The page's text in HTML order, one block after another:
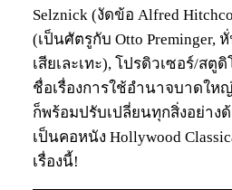
Selznick (งัดข้อ Alfred
(เป็นศัตรูกับ Otto Preminger,
เสียเละเทะ), โปรดิวเซอร์/สตู
ชื่อเรื่องการใช้อำนาจบาดให
ก็พร้อมปรับเปลี่ยนทุกสิ่งอย่า
เป็นคอหนัง Hollywood
เรื่องนี้!